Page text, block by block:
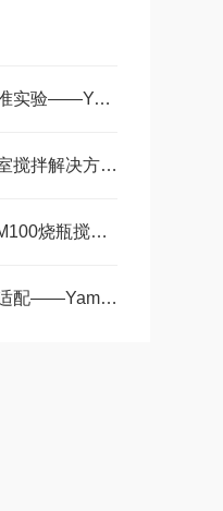
多级净化赋能精准实验——Yamato雅马拓WG252纯水制造装置工作原理解析
便捷高效的实验室搅拌解决方案——Yamato雅马拓MT-31触动式搅拌器技术解析
Yamato雅马拓LM100烧瓶搅拌器 技术参数及核心特性解析
深层洁净与精准适配——Yamato雅马拓AW31移液管清洗器工作原理解析